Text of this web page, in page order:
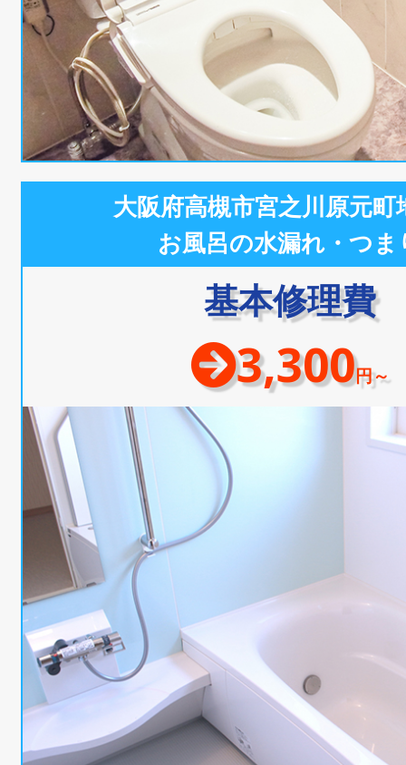
大阪府高槻市宮之川原元町
お風呂の水漏れ・つま
基本修理費
3,300円～